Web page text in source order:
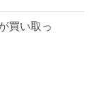
買い取っ